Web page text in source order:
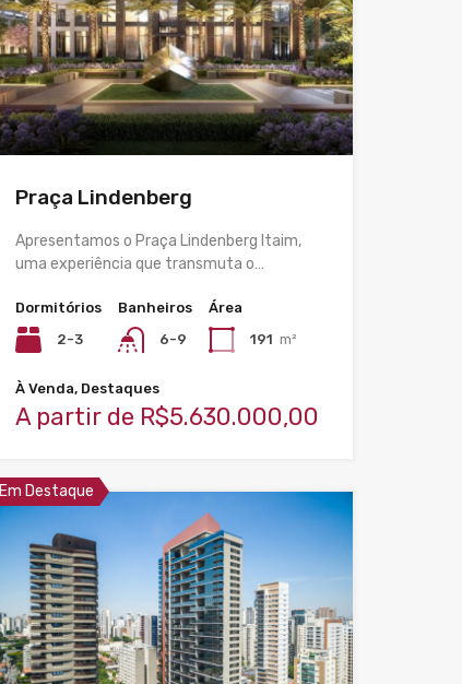
Praça Lindenberg
Apresentamos o Praça Lindenberg Itaim,
uma experiência que transmuta o…
Dormitórios
2-3
Banheiros
6-9
Área
191 m²
À Venda, Destaques
A partir de R$5.630.000,00
Em Destaque